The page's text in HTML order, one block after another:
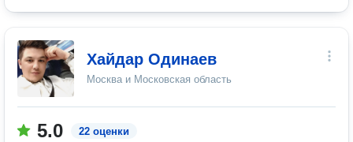
Хайдар Одинаев
Москва и Московская область
5.0 22 оценки